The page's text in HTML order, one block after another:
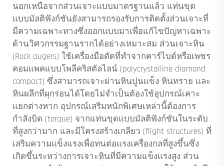
นอกเหนือจากส่วนเจาะแบบมาตรฐานแล้ว แท่นขุด
แบบมัลติฟังก์ชันยังสามารถรองรับการติดตั้งส่วนเจาะที่
มีความเฉพาะทางซึ่งออกแบบมาเพื่อแก้ไขปัญหาเฉพาะ
ด้านวิศวกรรมฐานรากได้อย่างเหมาะสม ส่วนเจาะหิน
(Rock augers) ใช้เครื่องมือตัดที่ทำจากคาร์ไบด์หรือเพชร
คอมแพคแบบโพลีคริสตัลไลน์ (polycrystalline diamond
compact) ซึ่งสามารถเจาะผ่านหินปูนแข็ง หินทราย และ
หินผลึกที่ผุกร่อนได้โดยไม่จำเป็นต้องใช้อุปกรณ์เคาะ
แยกต่างหาก อุปกรณ์เสริมหนักพิเศษเหล่านี้ต้องการ
กำลังบิด (torque) จากแท่นขุดแบบมัลติฟังก์ชันในระดับ
ที่สูงกว่ามาก และมีโครงสร้างเกลียว (flight structures) ที่
เสริมความแข็งแรงเพื่อทนต่อแรงเครื่องกลที่สูงขึ้นซึ่ง
เกิดขึ้นระหว่างการเจาะหินที่มีความแข็งแรงสูง ส่วน